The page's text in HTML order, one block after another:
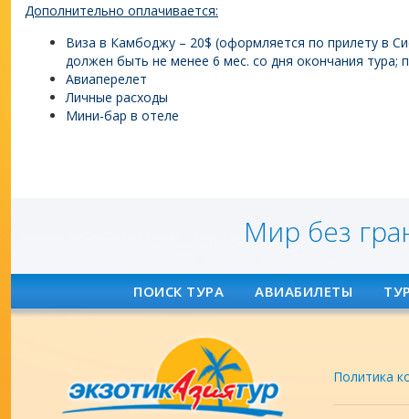
Дополнительно оплачивается:
Виза в Камбоджу – 20$ (оформляется по прилету в
должен быть не менее 6 мес. со дня окончания тура;
Авиаперелет
Личные расходы
Мини-бар в отеле
Мир без
ПОИСК ТУРА АВИАБИЛЕТЫ
Политика